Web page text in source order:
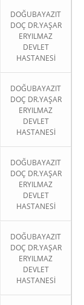
DOĞUBAYAZIT
DOÇ DR.YAŞAR
ERYILMAZ
DEVLET
HASTANESİ
DOĞUBAYAZIT
DOÇ DR.YAŞAR
ERYILMAZ
DEVLET
HASTANESİ
DOĞUBAYAZIT
DOÇ DR.YAŞAR
ERYILMAZ
DEVLET
HASTANESİ
DOĞUBAYAZIT
DOÇ DR.YAŞAR
ERYILMAZ
DEVLET
HASTANESİ